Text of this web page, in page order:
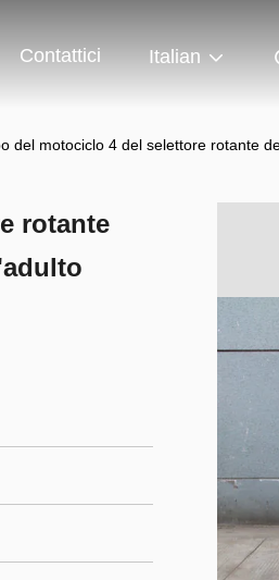
Contattici Italian
del motociclo 4 del selettore rotante
rotante